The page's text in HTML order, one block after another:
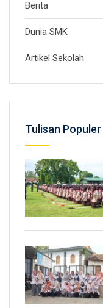
Berita
Dunia SMK
Artikel Sekolah
Tulisan Populer